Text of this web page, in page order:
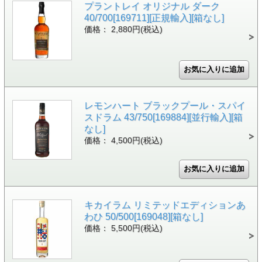
プラントレイ オリジナル ダーク
40/700[169711][正規輸入][箱なし]
価格： 2,880円(税込)
レモンハート ブラックプール・スパイ
スドラム 43/750[169884][並行輸入][箱
なし]
価格： 4,500円(税込)
キカイラム リミテッドエディションあ
わひ 50/500[169048][箱なし]
価格： 5,500円(税込)